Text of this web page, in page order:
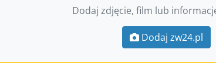
Dodaj zdjęcie, film lub
Dodaj zw24.pl